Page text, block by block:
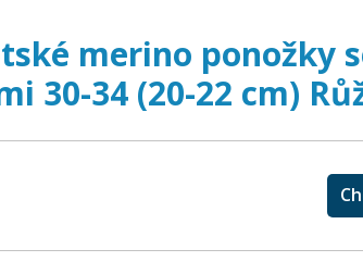
merino ponožky
30-34 (20-22 cm)